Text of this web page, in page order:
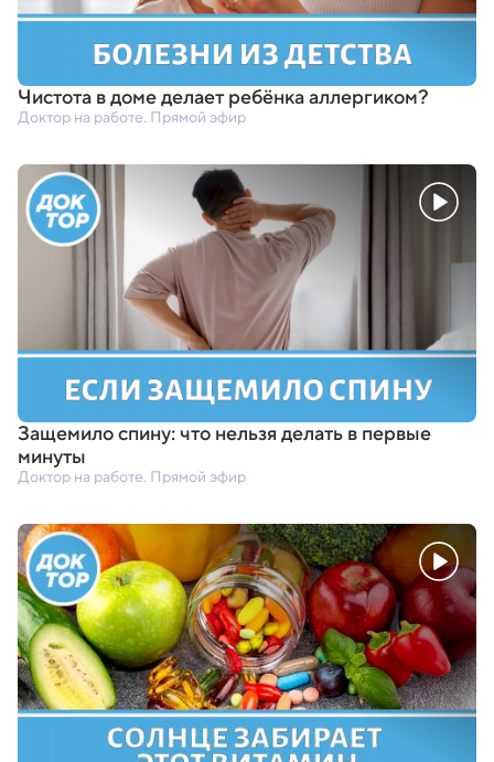
Чистота в доме делает ребёнка аллергиком?
Доктор на работе. Прямой эфир
Защемило спину: что нельзя делать в первые
минуты
Доктор на работе. Прямой эфир